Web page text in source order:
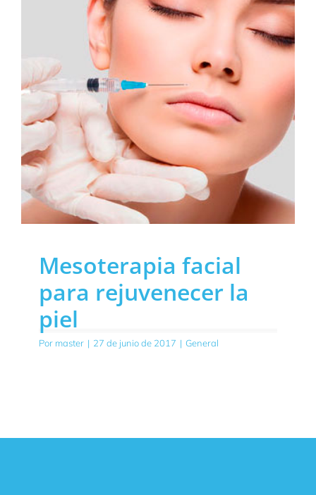
Mesoterapia facial
para rejuvenecer la
piel
Por master | 27 de junio de 2017 | General